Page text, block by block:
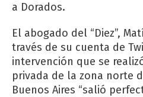
a Dorados.
El abogado del “Diez”,
través de su cuenta de
intervención que se
privada de la zona norte
Buenos Aires “salió